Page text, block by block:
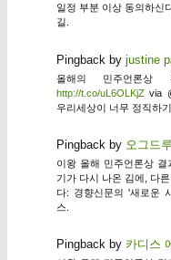
일정 부분 이상 동의하신
길.
Pingback by justine
올해의 민주언론상
http://t.co/uL6OLKjZvia
우리세상이 너무 정직하
Pingback by 오그드
이왕 올해 민주언론상
기가 다시 나온 김에, 다
다: 경향신문의 '새로운
스.
Pingback by 카디스